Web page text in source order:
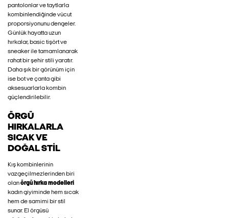
pantolonlar ve taytlarla
kombinlendiğinde vücut
proporsiyonunu dengeler.
Günlük hayatta uzun
hırkalar, basic tişört ve
sneaker ile tamamlanarak
rahat bir şehir stili yaratır.
Daha şık bir görünüm için
ise bot ve çanta gibi
aksesuarlarla kombin
güçlendirilebilir.
ÖRGÜ
HIRKALARLA
SICAK VE
DOĞAL STIL
Kış kombinlerinin
vazgeçilmezlerinden biri
olanörgü hırka modelleri
kadın giyiminde hem sıcak
hem de samimi bir stil
sunar. El örgüsü